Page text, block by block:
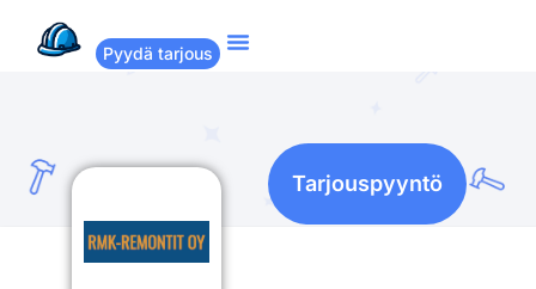
Pyydä tarjous
Tarjouspyyntö